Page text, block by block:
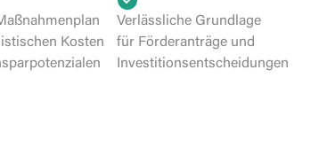
Kosten
Verlässliche Grundlage
für Förderanträge und
Investitionsentscheidungen